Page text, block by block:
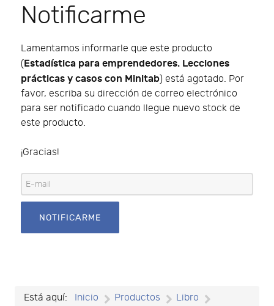
Notificarme
Lamentamos informarle que este producto
(Estadística para emprendedores. Lecciones
prácticas y casos con Minitab) está agotado. Por
favor, escriba su dirección de correo electrónico
para ser notificado cuando llegue nuevo stock de
este producto.
¡Gracias!
Está aquí: Inicio Productos
Libro